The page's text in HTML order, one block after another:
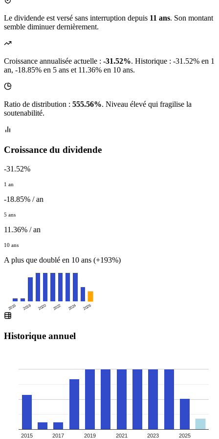
Le dividende est versé sans interruption depuis 11 ans. Son montant
semble diminuer dernièrement.
Croissance annualisée actuelle : -31.52%. Historique : -31.52% en 1
an, -18.85% en 5 ans et 11.36% en 10 ans.
Ratio de distribution : 555.56%. Niveau élevé qui fragilise la
soutenabilité.
Croissance du dividende
-31.52%
1 an
-18.85% / an
5 ans
11.36% / an
10 ans
A plus que doublé en 10 ans (+193%)
2016 2018 2020 2022 2024 2026
Historique annuel
2015 2017 2019 2021 2023 2025